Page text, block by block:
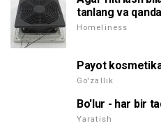
tanlang va
Homeliness
Payot
Go'zallik
Bo'lur - har bir
Yaratish